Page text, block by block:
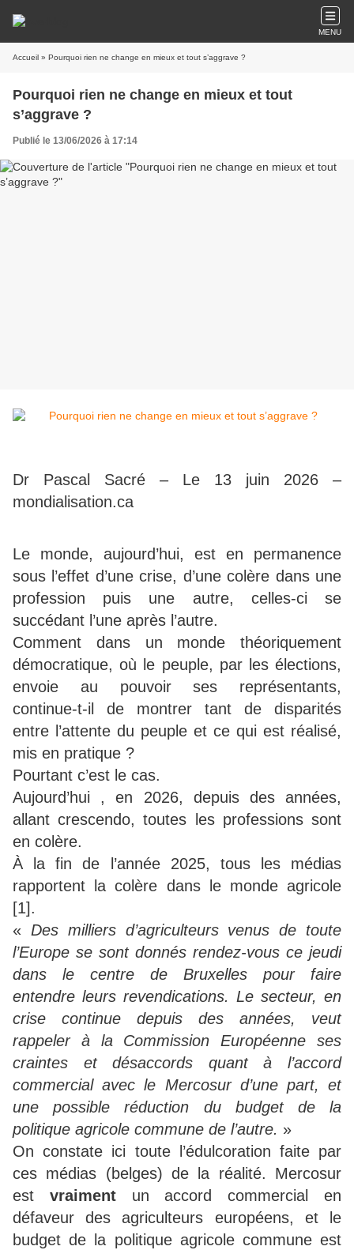
MENU
Accueil » Pourquoi rien ne change en mieux et tout s’aggrave ?
Pourquoi rien ne change en mieux et tout
s’aggrave ?
Publié le 13/06/2026 à 17:14
Dr Pascal Sacré – Le 13 juin 2026 –
mondialisation.ca
Le monde, aujourd’hui, est en permanence
sous l’effet d’une crise, d’une colère dans une
profession puis une autre, celles-ci se
succédant l’une après l’autre.
Comment dans un monde théoriquement
démocratique, où le peuple, par les élections,
envoie au pouvoir ses représentants,
continue-t-il de montrer tant de disparités
entre l’attente du peuple et ce qui est réalisé,
mis en pratique ?
Pourtant c’est le cas.
Aujourd’hui , en 2026, depuis des années,
allant crescendo, toutes les professions sont
en colère.
À la fin de l’année 2025, tous les médias
rapportent la colère dans le monde agricole
[1].
« Des milliers d’agriculteurs venus de toute
l’Europe se sont donnés rendez-vous ce jeudi
dans le centre de Bruxelles pour faire
entendre leurs revendications. Le secteur, en
crise continue depuis des années, veut
rappeler à la Commission Européenne ses
craintes et désaccords quant à l’accord
commercial avec le Mercosur d’une part, et
une possible réduction du budget de la
politique agricole commune de l’autre. »
On constate ici toute l’édulcoration faite par
ces médias (belges) de la réalité. Mercosur
est vraiment un accord commercial en
défaveur des agriculteurs européens, et le
budget de la politique agricole commune est